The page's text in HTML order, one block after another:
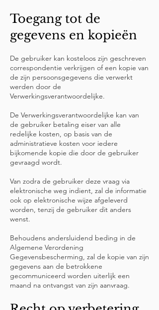
Toegang tot de
gegevens en kopieën
De gebruiker kan kosteloos zijn geschreven
correspondentie verkrijgen of een kopie van
de zijn persoonsgegevens die verwerkt
werden door de
Verwerkingsverantwoordelijke.
De Verwerkingsverantwoordelijke kan van
de gebruiker betaling eiser van alle
redelijke kosten, op basis van de
administratieve kosten voor iedere
bijkomende kopie die door de gebruiker
gevraagd wordt.
Van zodra de gebruiker deze vraag via
elektronische weg indient, zal de informatie
ook op elektronische wijze afgeleverd
worden, tenzij de gebruiker dit anders
wenst.
Behoudens andersluidend beding in de
Algemene Verordening
Gegevensbescherming, zal de kopie van zijn
gegevens aan de betrokkene
gecommuniceerd worden uiterlijk een
maand na ontvangst van zijn aanvraag.